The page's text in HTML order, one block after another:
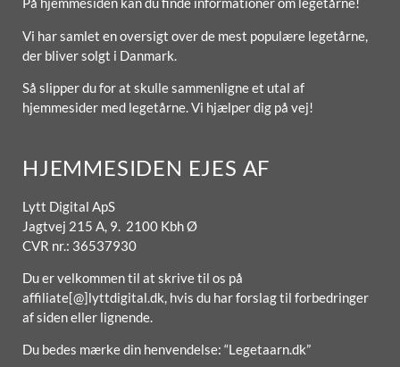
Vi har samlet en oversigt over de mest populære legetårne,
der bliver solgt i Danmark.
Så slipper du for at skulle sammenligne et utal af
hjemmesider med legetårne. Vi hjælper dig på vej!
HJEMMESIDEN EJES AF
Lytt Digital ApS
Jagtvej 215 A, 9. 2100 Kbh Ø
CVR nr.: 36537930
Du er velkommen til at skrive til os på
affiliate[@]lyttdigital.dk, hvis du har forslag til forbedringer
af siden eller lignende.
Du bedes mærke din henvendelse: “Legetaarn.dk”